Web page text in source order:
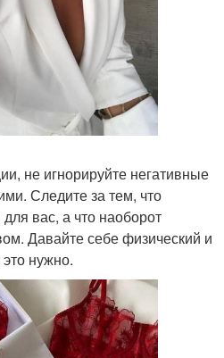
не игнорируйте негативные
Следите за тем, что
вас, а что наоборот
Давайте себе физический и
нужно.